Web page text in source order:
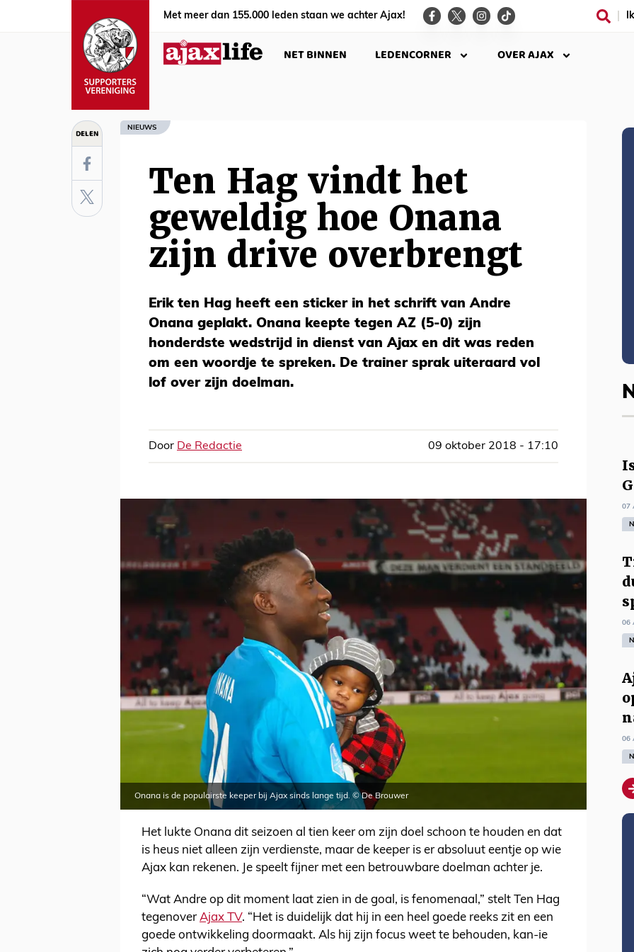
Met meer dan 155.000 leden staan we achter Ajax!
NET BINNEN LEDENCORNER OVER AJAX
DELEN NIEUWS
Ten Hag vindt het
geweldig hoe Onana
zijn drive overbrengt
Erik ten Hag heeft een sticker in het schrift van Andre
Onana geplakt. Onana keepte tegen AZ (5-0) zijn
honderdste wedstrijd in dienst van Ajax en dit was reden
om een woordje te spreken. De trainer sprak uiteraard vol
lof over zijn doelman.
Door De Redactie 09 oktober 2018 - 17:10
Onana is de populairste keeper bij Ajax sinds lange tijd. © De Brouwer
Het lukte Onana dit seizoen al tien keer om zijn doel schoon te houden en dat
is heus niet alleen zijn verdienste, maar de keeper is er absoluut eentje op wie
Ajax kan rekenen. Je speelt fijner met een betrouwbare doelman achter je.
“Wat Andre op dit moment laat zien in de goal, is fenomenaal,” stelt Ten Hag
tegenover Ajax TV. “Het is duidelijk dat hij in een heel goede reeks zit en een
goede ontwikkeling doormaakt. Als hij zijn focus weet te behouden, kan-ie
07
06
06